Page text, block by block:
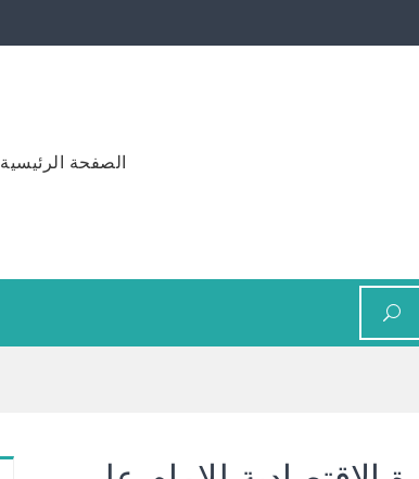
الصفحة الرئيسية